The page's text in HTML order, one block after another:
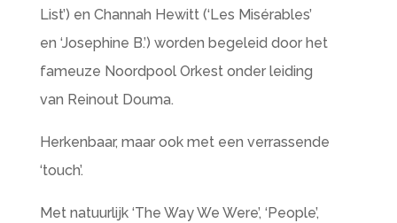
List’) en Channah Hewitt (‘Les Misérables’
en ‘Josephine B.’) worden begeleid door het
fameuze Noordpool Orkest onder leiding
van Reinout Douma.
Herkenbaar, maar ook met een verrassende
‘touch’.
Met natuurlijk ‘The Way We Were’, ‘People’,